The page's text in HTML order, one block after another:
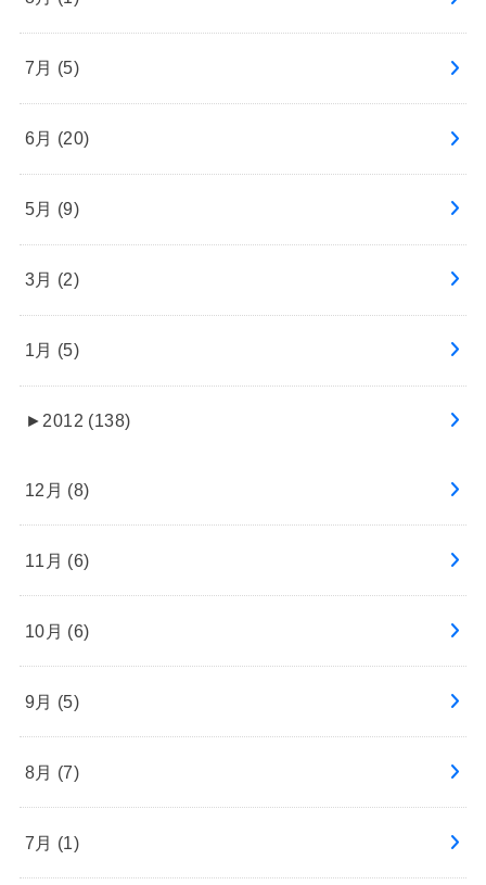
7月 (5)
6月 (20)
5月 (9)
3月 (2)
1月 (5)
► 2012 (138)
12月 (8)
11月 (6)
10月 (6)
9月 (5)
8月 (7)
7月 (1)